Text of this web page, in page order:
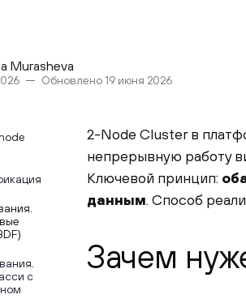
Murasheva
Обновлено 19 июня 2026
с
2-Node Cluster в
непрерывную работу
Ключевой принцип:
данным. Способ
Зачем